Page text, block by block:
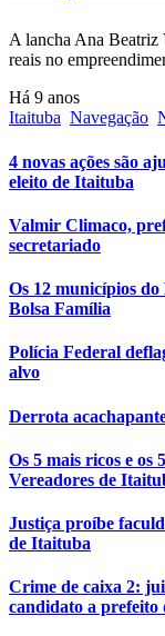
A lancha Ana Beatriz
reais no
Há 9 anos
Itaituba Navegação
4 novas ações são
eleito de Itaituba
Valmir Climaco,
secretariado
Os 12 municípios
Bolsa Família
Polícia Federal
alvo
Derrota
Os 5 mais ricos e os
Vereadores de
Justiça proíbe
de Itaituba
Crime de caixa 2:
candidato a prefeito